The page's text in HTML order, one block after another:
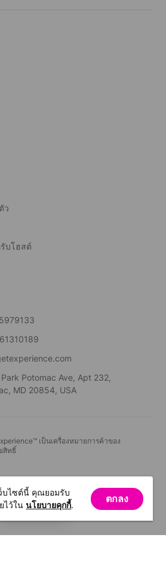
ตัวกรอง
ว
บโฮสต์
Potomac Ave, Apt 232,
MD 20854, USA
เป็นเครื่องหมายการค้าของ
สิทธิ์
บไซต์นี้ คุณยอมรับ
ไว้ในนโยบายคุกกี้.
ตกลง